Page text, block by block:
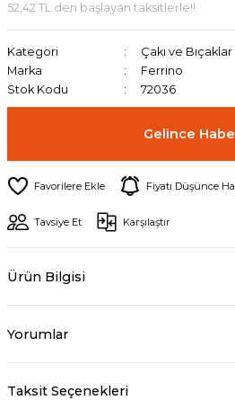
52,42 TL den başlayan taksitlerle!!
Kategori
Çakı ve Bıçaklar
Marka
Ferrino
Stok Kodu
72036
Gelince
Fiyatı Düşünce
Tavsiye Et Karşılaştır
Ürün Bilgisi
Yorumlar
Taksit Seçenekleri